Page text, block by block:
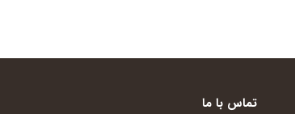
تماس با ما